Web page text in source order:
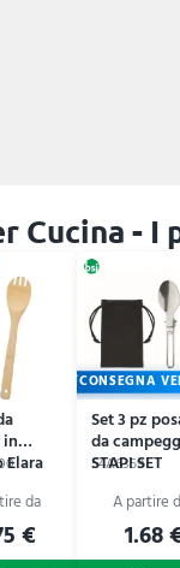
Cucina - I
in
Elara
€
CONSEGNA
Set 3 pz
da
STAPI SET
54A6359
1.68